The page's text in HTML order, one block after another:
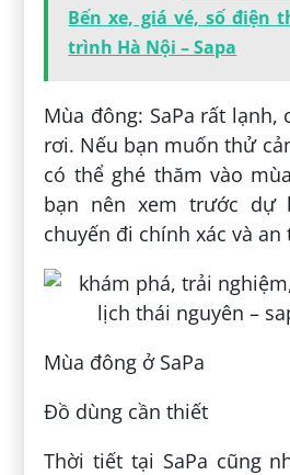
Bến xe, giá vé, số điện
trình Hà Nội – Sapa
Mùa đông: SaPa rất lạnh,
rơi. Nếu bạn muốn thử
có thể ghé thăm vào
bạn nên xem trước dự
chuyến đi chính xác và an
Mùa đông ở SaPa
Đồ dùng cần thiết
Thời tiết tại SaPa cũng